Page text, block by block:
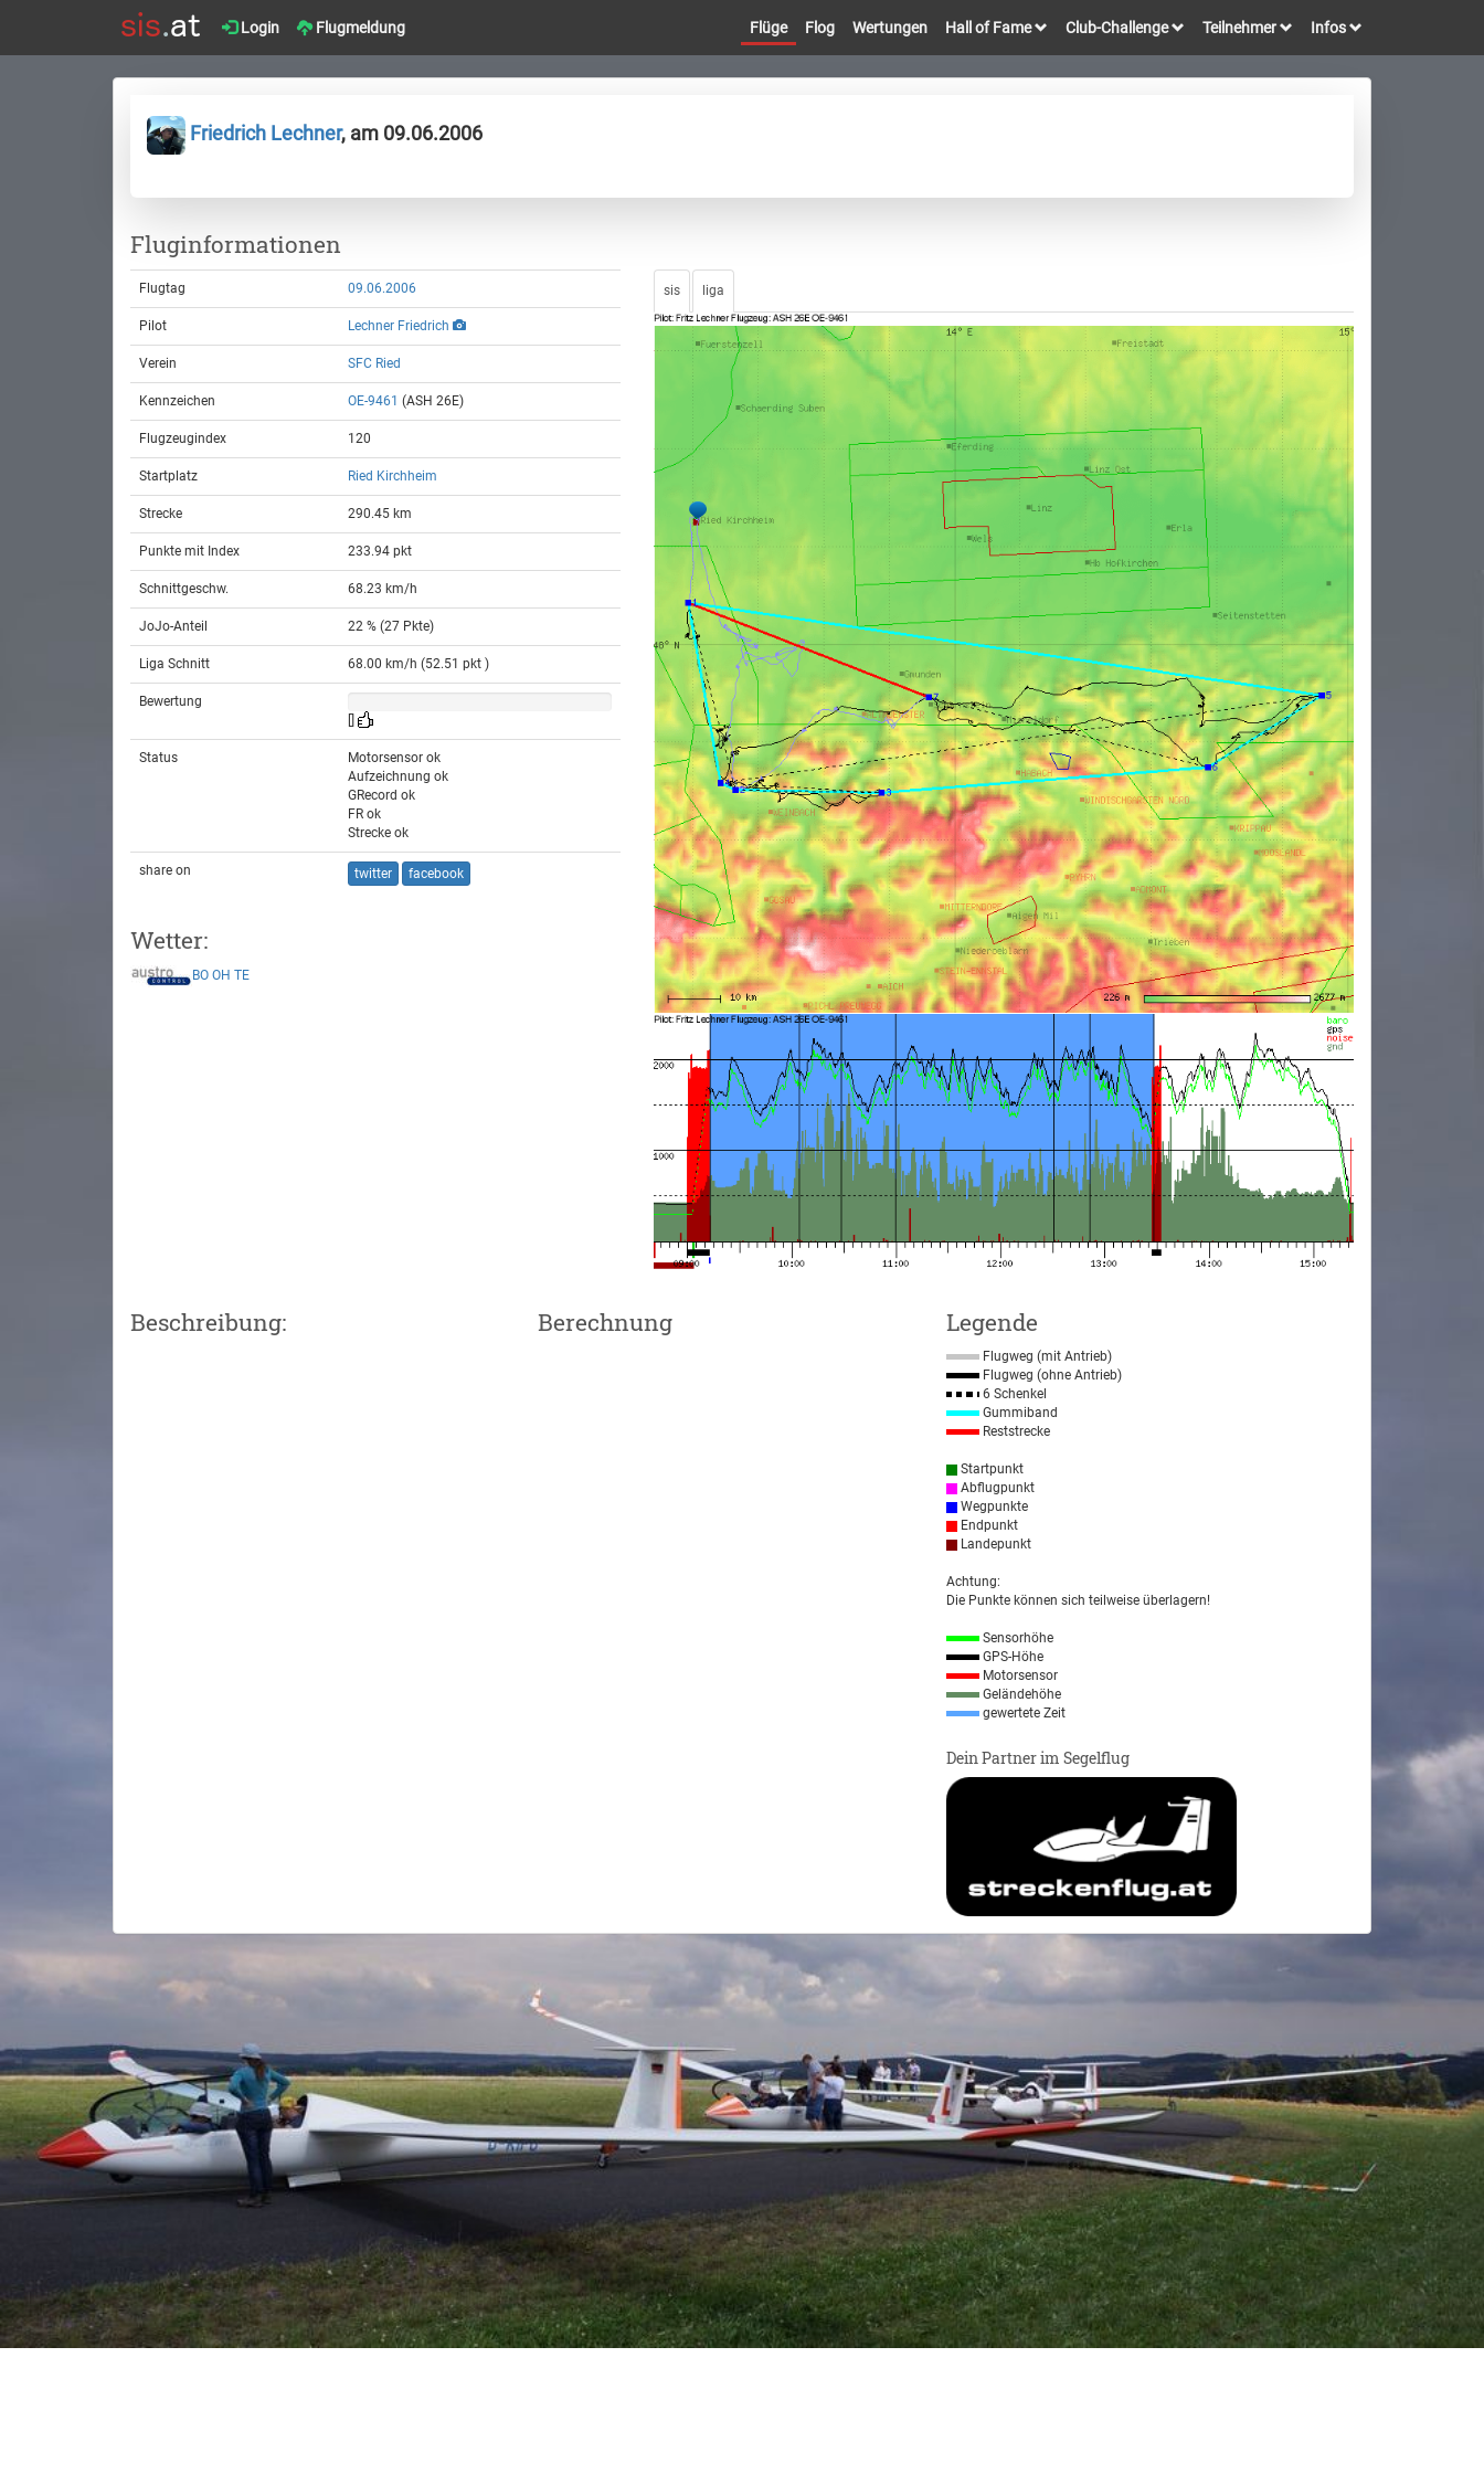
Login Flugmeldung Flüge Flog Wertungen Hall of Fame Club-Challenge Teilnehmer Infos
Friedrich Lechner, am 09.06.2006
Fluginformationen
Flugtag 09.06.2006
Pilot Lechner Friedrich
Verein SFC Ried
Kennzeichen OE-9461 (ASH 26E)
Flugzeugindex 120
Startplatz Ried Kirchheim
Strecke 290.45 km
Punkte mit Index 233.94 pkt
Schnittgeschw. 68.23 km/h
JoJo-Anteil 22 % (27 Pkte)
Liga Schnitt 68.00 km/h (52.51 pkt )
Bewertung
[]
Status
Motorsensor ok
Aufzeichnung ok
GRecord ok
FR ok
Strecke ok
share on twitter facebook
Wetter:
BO OH TE
sis liga
Beschreibung: Berechnung Legende
Flugweg (mit Antrieb)
Flugweg (ohne Antrieb)
6 Schenkel
Gummiband
Reststrecke
Startpunkt
Abflugpunkt
Wegpunkte
Endpunkt
Landepunkt
Achtung:
Die Punkte können sich teilweise überlagern!
Sensorhöhe
GPS-Höhe
Motorsensor
Geländehöhe
gewertete Zeit
Dein Partner im Segelflug